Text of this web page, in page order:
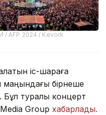
/ AFP 2024 / Kevork
іс-шараға
маңындағы бірнеше
Бұл туралы концерт
Group хабарлады.